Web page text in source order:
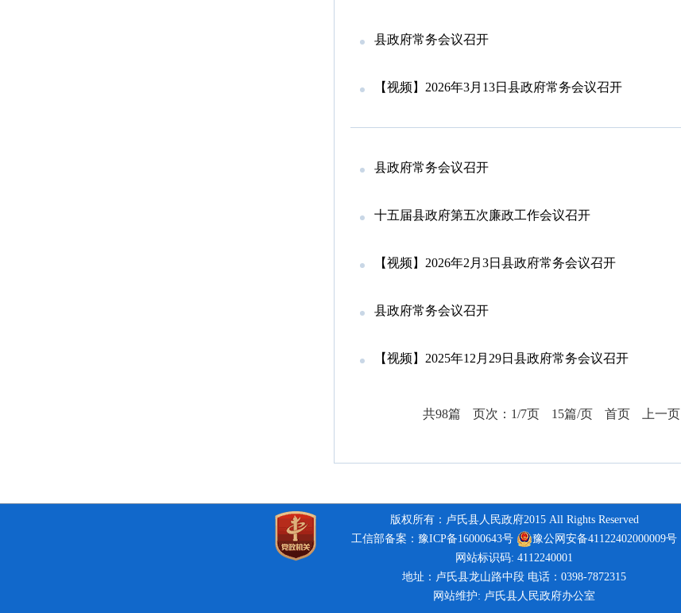
县政府常务会议召开
【视频】2026年3月13日县政府常务会议召开
县政府常务会议召开
十五届县政府第五次廉政工作会议召开
【视频】2026年2月3日县政府常务会议召开
县政府常务会议召开
【视频】2025年12月29日县政府常务会议召开
共98篇 页次：1/7页 15篇/页 首页 上一页
版权所有：卢氏县人民政府2015 All Rights Reserved
工信部备案：豫ICP备16000643号
豫公网安备41122402000009号
网站标识码: 4112240001
地址：卢氏县龙山路中段 电话：0398-7872315
网站维护: 卢氏县人民政府办公室